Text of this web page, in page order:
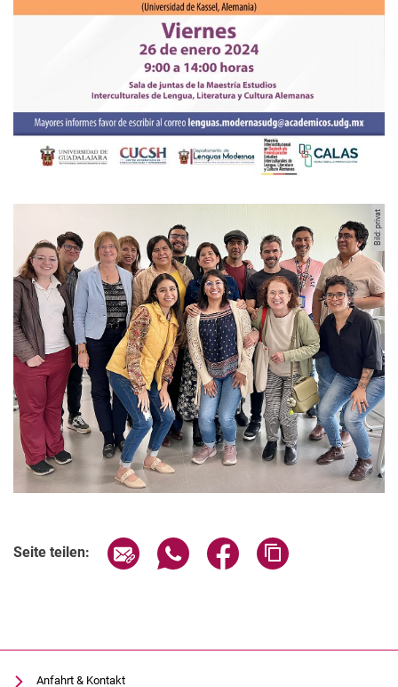
Bild: privat
Seite teilen: Seite über E-Mail teilen
Seite über WhatsApp teilen
Seite über Facebook
Anfahrt & Kontakt